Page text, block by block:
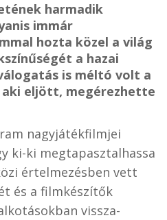
harmadik
immár
hozta közel a világ
a hazai
is méltó volt a
eljött, megérezhette
nagyjátékfilmjei
ki-ki megtapasztalhassa
értelmezésben vett
és a filmkészítők
vissza-